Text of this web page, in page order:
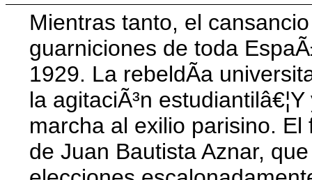
Mientras tanto, el
guarniciones de toda
1929. La rebeldÃ­a
la agitaciÃ³n
marcha al exilio parisino. El
de Juan Bautista Aznar,